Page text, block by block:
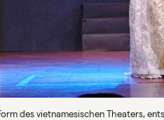
des vietnamesischen Theaters,